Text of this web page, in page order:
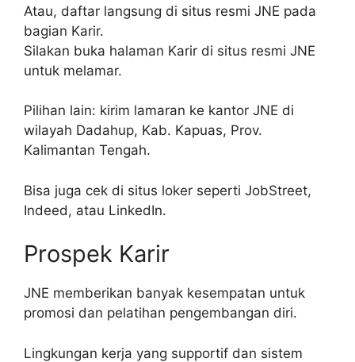
Atau, daftar langsung di situs resmi JNE pada
bagian Karir.
Silakan buka halaman Karir di situs resmi JNE
untuk melamar.
Pilihan lain: kirim lamaran ke kantor JNE di
wilayah Dadahup, Kab. Kapuas, Prov.
Kalimantan Tengah.
Bisa juga cek di situs loker seperti JobStreet,
Indeed, atau LinkedIn.
Prospek Karir
JNE memberikan banyak kesempatan untuk
promosi dan pelatihan pengembangan diri.
Lingkungan kerja yang supportif dan sistem